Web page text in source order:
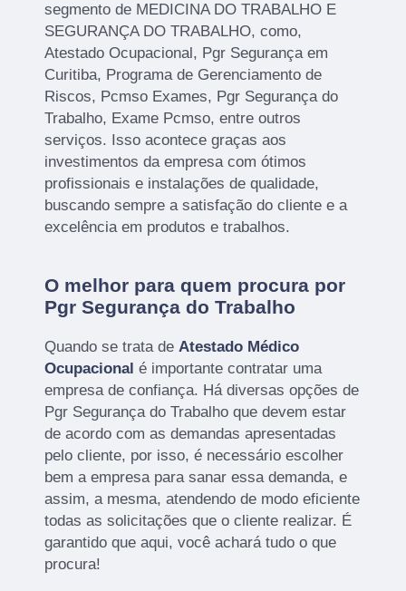
segmento de MEDICINA DO TRABALHO E
SEGURANÇA DO TRABALHO, como,
Atestado Ocupacional, Pgr Segurança em
Curitiba, Programa de Gerenciamento de
Riscos, Pcmso Exames, Pgr Segurança do
Trabalho, Exame Pcmso, entre outros
serviços. Isso acontece graças aos
investimentos da empresa com ótimos
profissionais e instalações de qualidade,
buscando sempre a satisfação do cliente e a
excelência em produtos e trabalhos.
O melhor para quem procura por
Pgr Segurança do Trabalho
Quando se trata deAtestado Médico
Ocupacional é importante contratar uma
empresa de confiança. Há diversas opções de
Pgr Segurança do Trabalho que devem estar
de acordo com as demandas apresentadas
pelo cliente, por isso, é necessário escolher
bem a empresa para sanar essa demanda, e
assim, a mesma, atendendo de modo eficiente
todas as solicitações que o cliente realizar. É
garantido que aqui, você achará tudo o que
procura!